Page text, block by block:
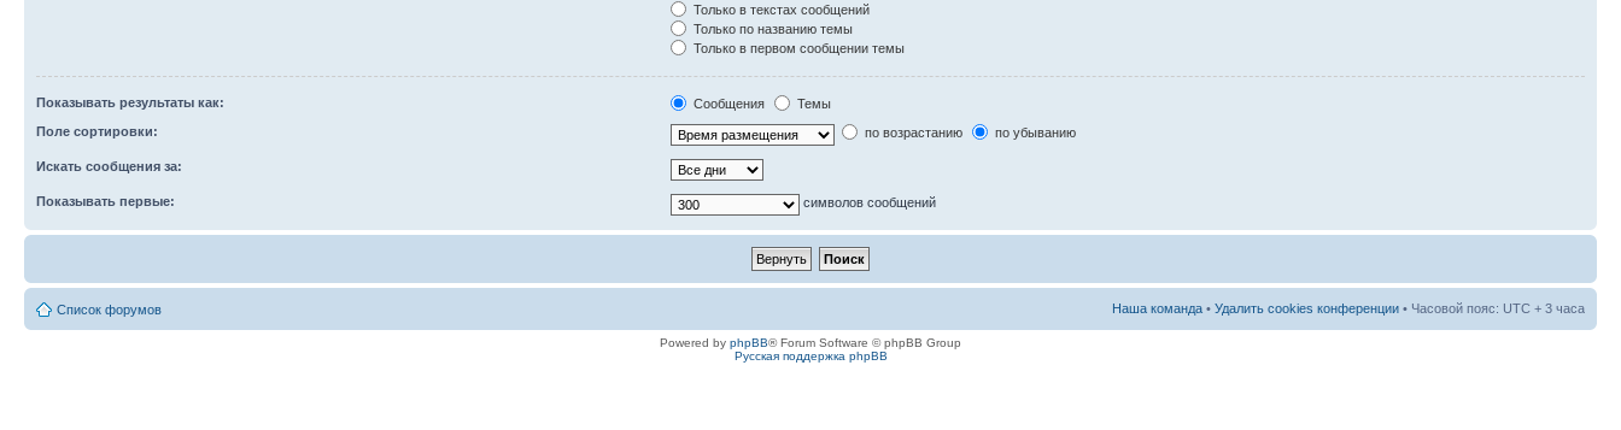
Только в текстах сообщений
Только по названию темы
Только в первом сообщении темы
Показывать результаты как: Сообщения
Темы
Поле сортировки:
по возрастанию по убыванию
Искать сообщения за:
Показывать первые: символов сообщений
Список форумов Наша команда • Удалить cookies конференции • Часовой пояс: UTC + 3 часа
Powered by phpBB® Forum Software © phpBB Group
Русская поддержка phpBB